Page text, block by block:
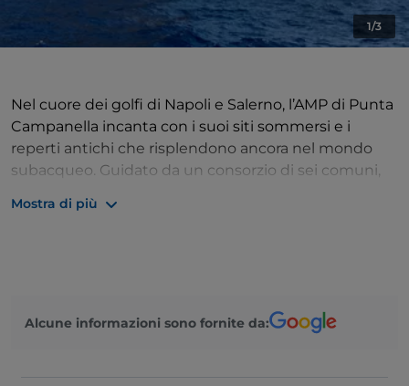
1/3
Nel cuore dei golfi di Napoli e Salerno, l’AMP di Punta
Campanella incanta con i suoi siti sommersi e i
reperti antichi che risplendono ancora nel mondo
subacqueo. Guidato da un consorzio di sei comuni,
amanti dell'archeologia subacquea e della natura
Le acque dell’AMP celano habitat in continuo
cambiamento pronti ad essere esplorati durante
Mostra di più
Alcune informazioni sono fornite da: